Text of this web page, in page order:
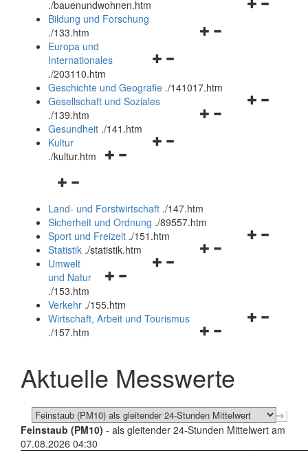
./bauenundwohnen.htm
Navigationsmenü
Bildung und Forschung
./133.htm
Navigationsmenü
und
schließen
Europa und
Internationales
./203110.htm
Geschichte und Geografie ./141017.htm
Navigationsmenü
Gesellschaft und Soziales
./139.htm
Navigationsmenü
Gesundheit ./141.htm
Navigationsmenü
Kultur
./kultur.htm
Navigationsmenü
und
schließen
Land- und Forstwirtschaft ./147.htm
Sicherheit und Ordnung ./89557.htm
Navigationsmenü
Sport und Freizeit ./151.htm
Navigationsmenü
Statistik ./statistik.htm
Navigationsmenü
und
schließen
Umwelt
und Natur
./153.htm
Verkehr ./155.htm
Navigationsmenü
schließen
Wirtschaft, Arbeit und Tourismus
./157.htm
Aktuelle Messwerte
Feinstaub (PM10) - als gleitender 24-Stunden Mittelwert am
07.08.2026 04:30